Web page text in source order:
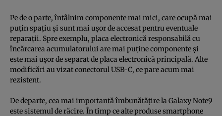
Pe de o parte, întâlnim componente mai mici, care ocupă mai
puţin spaţiu şi sunt mai uşor de accesat pentru eventuale
reparaţii. Spre exemplu, placa electronică responsabilă cu
încărcarea acumulatorului are mai puţine componente şi
este mai uşor de separat de placa electronică principală. Alte
modificări au vizat conectorul USB-C, ce pare acum mai
rezistent.
De departe, cea mai importantă îmbunătăţire la Galaxy Note9
este sistemul de răcire. În timp ce alte produse smartphone